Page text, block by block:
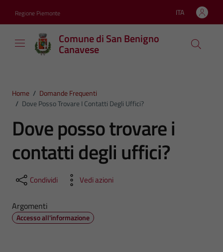
Regione Piemonte Lingua attiva:
ITA
Comune di San Benigno
Canavese
Home / Domande Frequenti
/ Dove Posso Trovare I Contatti Degli Uffici?
Dove posso trovare i
contatti degli uffici?
Condividi Vedi azioni
Argomenti
Accesso all'informazione